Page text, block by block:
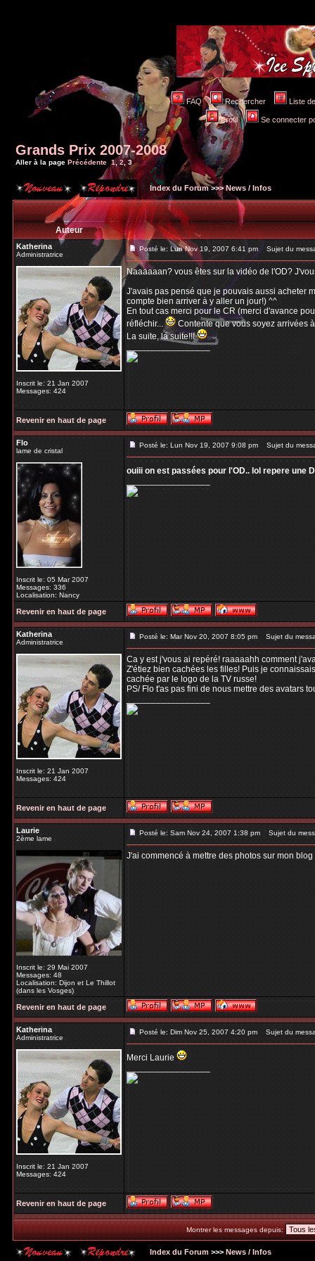
FAQ Rechercher Liste
Profil Se connecter
Grands Prix 2007-2008
Aller à la page Précédente 1,2 3
Index du Forum>>>News / Infos
Auteur
Katherina
Administratrice
Inscrit le: 21 Jan 2007
Messages: 424
Posté le: Lun Nov 19, 2007 6:41 pm Sujet du
Naaaaaan? vous êtes sur la vidéo de l'OD?
J'avais pas pensé que je pouvais aussi acheter
compte bien arriver à y aller un jour!) ^^
En tout cas merci pour le CR (merci d'avance
réfléchir...
Contente que vous soyez arrivées
La suite, la suite!!!
_________________
Revenir en haut de page
Flo
lame de cristal
Inscrit le: 05 Mar 2007
Messages: 336
Localisation: Nancy
Posté le: Lun Nov 19, 2007 9:08 pm Sujet du
ouiii on est passées pour l'OD.. lol repere une
_________________
Revenir en haut de page
Katherina
Administratrice
Inscrit le: 21 Jan 2007
Messages: 424
Posté le: Mar Nov 20, 2007 8:05 pm Sujet du
Ca y est j'vous ai repéré! raaaaahh comment
Z'étiez bien cachées les filles! Puis je
cachée par le logo de la TV russe!
PS/ Flo t'as pas fini de nous mettre des avatars
_________________
Revenir en haut de page
Laurie
2ème lame
Inscrit le: 29 Mai 2007
Messages: 48
Localisation: Dijon et Le Thillot
(dans les Vosges)
Posté le: Sam Nov 24, 2007 1:38 pm Sujet du
J'ai commencé à mettre des photos sur mon
Revenir en haut de page
Katherina
Administratrice
Inscrit le: 21 Jan 2007
Messages: 424
Posté le: Dim Nov 25, 2007 4:20 pm Sujet du
Merci Laurie
_________________
Revenir en haut de page
Montrer les messages depuis:
Index du Forum >>> News / Infos